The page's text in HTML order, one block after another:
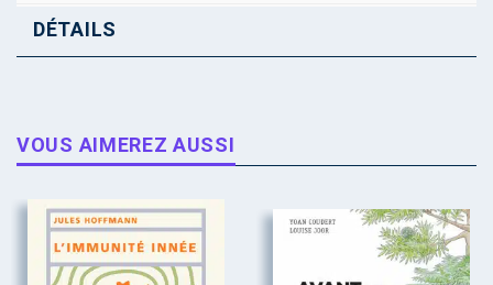
DÉTAILS
VOUS AIMEREZ AUSSI